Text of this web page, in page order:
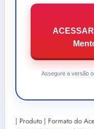
Assegure a versão
| Produto | Formato do